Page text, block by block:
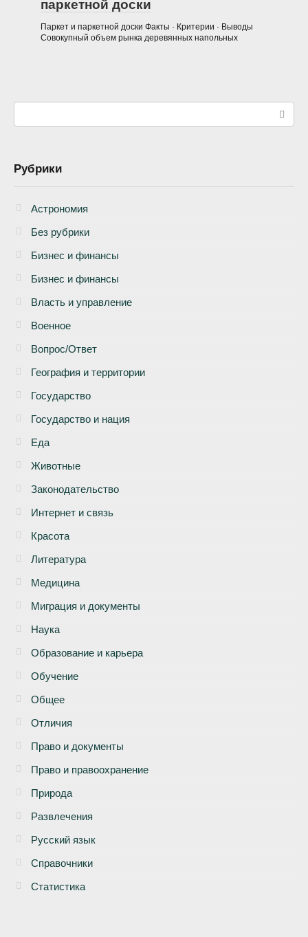
паркетной доски
Паркет и паркетной доски Факты · Критерии · Выводы
Совокупный объем рынка деревянных напольных
Рубрики
Астрономия
Без рубрики
Бизнеc и финансы
Бизнес и финансы
Власть и управление
Военное
Вопрос/Ответ
География и территории
Государство
Государство и нация
Еда
Животные
Законодательство
Интернет и связь
Красота
Литература
Медицина
Миграция и документы
Наука
Образование и карьера
Обучение
Общее
Отличия
Право и документы
Право и правоохранение
Природа
Развлечения
Русский язык
Справочники
Статистика